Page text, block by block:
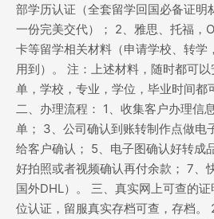
部学历认证（全套留学回国必备证明
一份完美交代）； 2、雅思、托福，
卡等留学相关材料（申请学校、转学
用到）。 注：上述材料，随时都可
单，学校，专业，学位，毕业时间都
二、办理流程： 1、收集客户办理信
单； 3、公司确认到账转制作点做电
给客户确认； 5、电子图确认好转成
好拍照或者视频确认再付余款； 7、
国外DHL）。 三、真实网上可查的
位认证，留服真实存档可查，存档。